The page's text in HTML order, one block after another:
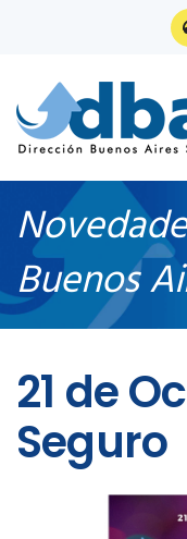
Buenos
21 de
Seguro